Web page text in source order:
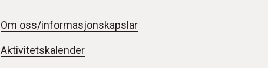
Om oss/informasjonskapslar
Aktivitetskalender